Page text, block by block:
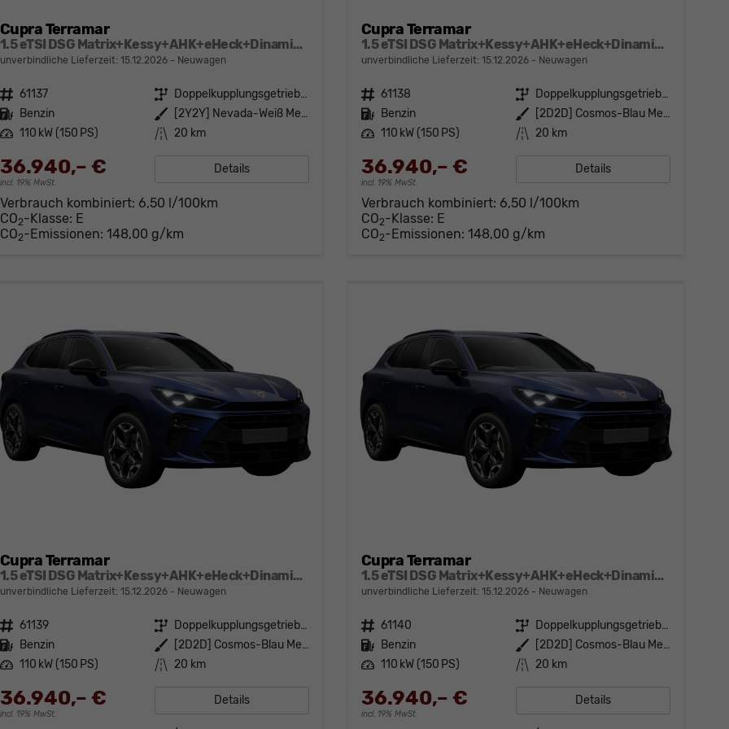
Cupra Terramar
1.5 eTSI DSG Matrix+Kessy+AHK+eHeck+Dinamica+CarPlay+eHeck+GV5
unverbindliche Lieferzeit: 15.12.2026 Neuwagen
Fahrzeugnr. 61137 Getriebe
Doppelkupplungsgetriebe (DSG)
Kraftstoff Benzin Außenfarbe
[2Y2Y] Nevada-Weiß Metallic
Leistung 110 kW (150 PS) Kilometerstand 20 km
36.940,– €
incl. 19% MwSt.
Details
Verbrauch kombiniert: 6,50 l/100km
CO2-Klasse: E
CO2-Emissionen: 148,00 g/km
Cupra Terramar
1.5 eTSI DSG Matrix+Kessy+AHK+eHeck+Dinamica+CarPlay+eHeck+GV5
unverbindliche Lieferzeit: 15.12.2026 Neuwagen
Fahrzeugnr. 61138 Getriebe
Doppelkupplungsgetriebe (DSG)
Kraftstoff Benzin Außenfarbe
[2D2D] Cosmos-Blau Metallic
Leistung 110 kW (150 PS) Kilometerstand 20 km
36.940,– €
incl. 19% MwSt.
Details
Verbrauch kombiniert: 6,50 l/100km
CO2-Klasse: E
CO2-Emissionen: 148,00 g/km
Cupra Terramar
1.5 eTSI DSG Matrix+Kessy+AHK+eHeck+Dinamica+CarPlay+eHeck+GV5
unverbindliche Lieferzeit: 15.12.2026 Neuwagen
Fahrzeugnr. 61139 Getriebe
Doppelkupplungsgetriebe (DSG)
Kraftstoff Benzin Außenfarbe
[2D2D] Cosmos-Blau Metallic
Leistung 110 kW (150 PS) Kilometerstand 20 km
36.940,– €
incl. 19% MwSt.
Details
Cupra Terramar
1.5 eTSI DSG Matrix+Kessy+AHK+eHeck+Dinamica+CarPlay+eHeck+GV5
unverbindliche Lieferzeit: 15.12.2026 Neuwagen
Fahrzeugnr. 61140 Getriebe
Doppelkupplungsgetriebe (DSG)
Kraftstoff Benzin Außenfarbe
[2D2D] Cosmos-Blau Metallic
Leistung 110 kW (150 PS) Kilometerstand 20 km
36.940,– €
incl. 19% MwSt.
Details